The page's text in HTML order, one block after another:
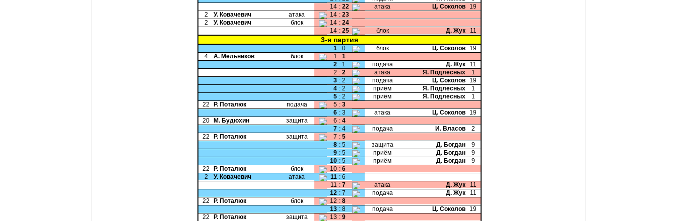
14 : 22 атака Ц. Соколов
19
2
У. Ковачевич атака 14 : 23
2
У. Ковачевич блок 14 : 24
14 : 25 блок Д. Жук 11
3-я партия
1 : 0 блок Ц. Соколов
19
4
А. Мельников блок 1 : 1
2 : 1 подача Д. Жук
11
2 : 2 атака Я. Подлесных
1
3 : 2 подача Ц. Соколов
19
4 : 2 приём Я. Подлесных
1
5 : 2 приём Я. Подлесных
1
22
Р. Поталюк подача 5 : 3
6 : 3 атака Ц. Соколов
19
20
М. Будюхин защита 6 : 4
7 : 4 подача И. Власов
2
22
Р. Поталюк защита 7 : 5
8 : 5 защита Д. Богдан
9
9 : 5 приём Д. Богдан
9
10 : 5 приём Д. Богдан
9
22
Р. Поталюк блок 10 : 6
2
У. Ковачевич атака 11 : 6
11 : 7 атака Д. Жук
11
12 : 7 подача Д. Жук
11
22
Р. Поталюк блок 12 : 8
13 : 8 подача Ц. Соколов
19
22
Р. Поталюк защита 13 : 9